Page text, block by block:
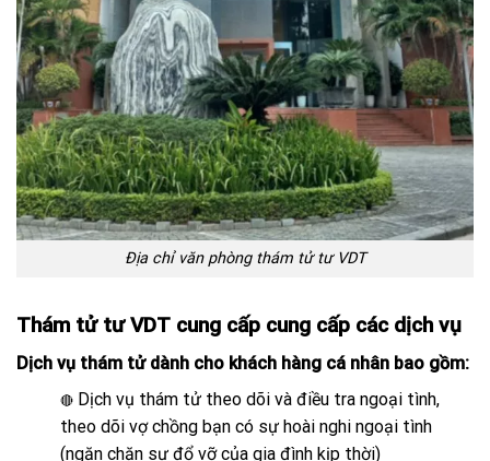
Địa chỉ văn phòng thám tử tư VDT
Thám tử tư VDT cung cấp cung cấp các dịch vụ
Dịch vụ thám tử dành cho khách hàng cá nhân bao gồm:
🔴 Dịch vụ thám tử theo dõi và điều tra ngoại tình,
theo dõi vợ chồng bạn có sự hoài nghi ngoại tình
(ngăn chặn sự đổ vỡ của gia đình kịp thời)